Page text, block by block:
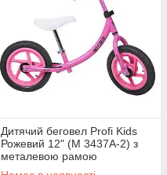
Дитячий беговел Profi Kids
Рожевий 12" (M 3437A-2) з
металевою рамою